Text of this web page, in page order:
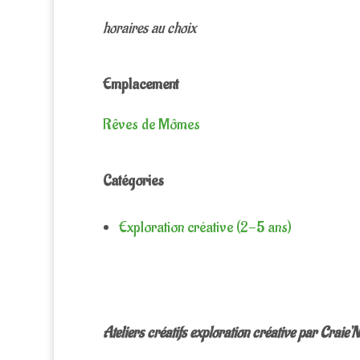
horaires au choix
Emplacement
Rêves de Mômes
Catégories
Exploration créative (2-5 ans)
Ateliers créatifs exploration créative par